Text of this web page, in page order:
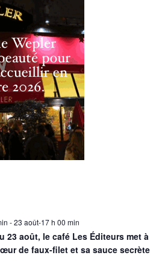
-23 août-17 h 00 min
23 août, le café Les Éditeurs met à
de faux-filet et sa sauce secrète